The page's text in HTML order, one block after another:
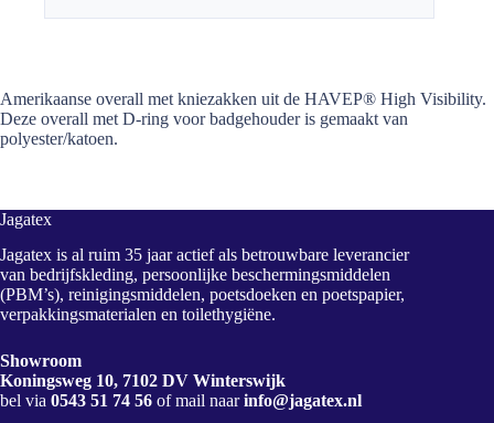
Amerikaanse overall met kniezakken uit de HAVEP® High Visibility.
Deze overall met D-ring voor badgehouder is gemaakt van
polyester/katoen.
Jagatex
Jagatex is al ruim 35 jaar actief als betrouwbare leverancier
van bedrijfskleding, persoonlijke beschermingsmiddelen
(PBM’s), reinigingsmiddelen, poetsdoeken en poetspapier,
verpakkingsmaterialen en toilethygiëne.
Showroom
Koningsweg 10, 7102 DV Winterswijk
bel via 0543 51 74 56 of mail naarinfo@jagatex.nl